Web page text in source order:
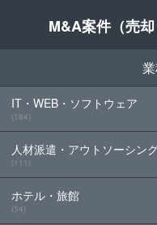
M&A案件（売
IT・WEB・ソフトウェア
(184)
人材派遣・アウトソーシン
(111)
ホテル・旅館
(54)